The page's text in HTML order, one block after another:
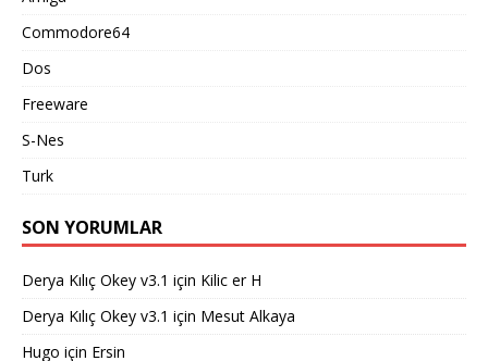
Commodore64
Dos
Freeware
S-Nes
Turk
SON YORUMLAR
Derya Kılıç Okey v3.1 için Kilic er H
Derya Kılıç Okey v3.1 için Mesut Alkaya
Hugo için Ersin